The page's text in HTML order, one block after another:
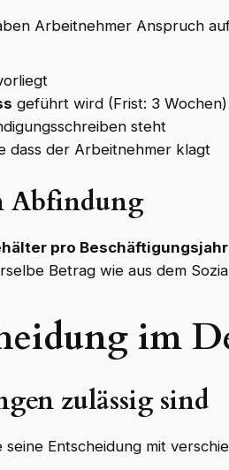
Arbeitnehmer Anspruch
geführt wird (Frist: 3 Wochen)
steht
dass der Arbeitnehmer klagt
Abfindung
pro Beschäftigungsjahr
Betrag wie aus dem
im
zulässig sind
Entscheidung mit